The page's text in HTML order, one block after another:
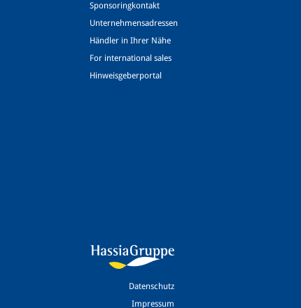
Sponsoringkontakt
Unternehmensadressen
Händler in Ihrer Nähe
For international sales
Hinweisgeberportal
Datenschutz
Impressum